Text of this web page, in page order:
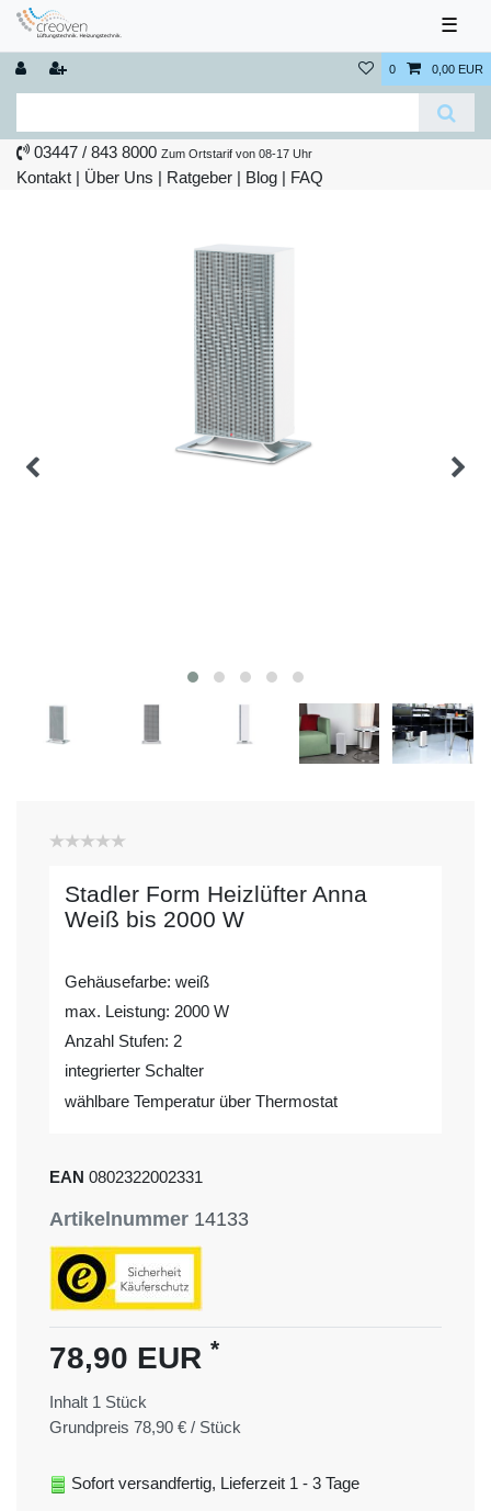
☰
0 0,00 EUR
03447 / 843 8000 Zum Ortstarif von 08-17 Uhr
Kontakt | Über Uns | Ratgeber | Blog | FAQ
Stadler Form Heizlüfter Anna
Weiß bis 2000 W
Gehäusefarbe: weiß
max. Leistung: 2000 W
Anzahl Stufen: 2
integrierter Schalter
wählbare Temperatur über Thermostat
EAN 0802322002331
Artikelnummer 14133
78,90 EUR *
Inhalt 1 Stück
Grundpreis 78,90 € / Stück
Sofort versandfertig, Lieferzeit 1 - 3 Tage